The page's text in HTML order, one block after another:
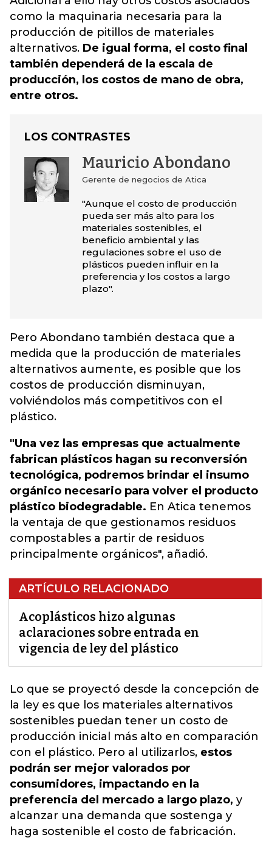
como la maquinaria necesaria para la
producción de pitillos de materiales
alternativos. De igual forma, el costo final
también dependerá de la escala de
producción, los costos de mano de obra,
entre otros.
LOS CONTRASTES
Mauricio Abondano
Gerente de negocios de Atica
"Aunque el costo de producción
pueda ser más alto para los
materiales sostenibles, el
beneficio ambiental y las
regulaciones sobre el uso de
plásticos pueden influir en la
preferencia y los costos a largo
plazo".
Pero Abondano también destaca que a
medida que la producción de materiales
alternativos aumente, es posible que los
costos de producción disminuyan,
volviéndolos más competitivos con el
plástico.
"Una vez las empresas que actualmente
fabrican plásticos hagan su reconversión
tecnológica, podremos brindar el insumo
orgánico necesario para volver el producto
plástico biodegradable. En Atica tenemos
la ventaja de que gestionamos residuos
compostables a partir de residuos
principalmente orgánicos", añadió.
ARTÍCULO RELACIONADO
Acoplásticos hizo algunas
aclaraciones sobre entrada en
vigencia de ley del plástico
Lo que se proyectó desde la concepción de
la ley es que los materiales alternativos
sostenibles puedan tener un costo de
producción inicial más alto en comparación
con el plástico. Pero al utilizarlos, estos
podrán ser mejor valorados por
consumidores, impactando en la
preferencia del mercado a largo plazo, y
alcanzar una demanda que sostenga y
haga sostenible el costo de fabricación.